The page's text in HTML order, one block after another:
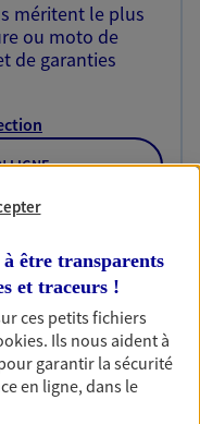
méritent le plus
ou moto de
de garanties
LIGNE
vous. Le
sérénité en
à être transparents
et traceurs !
ces petits fichiers
. Ils nous aident à
garantir la sécurité
en ligne, dans le